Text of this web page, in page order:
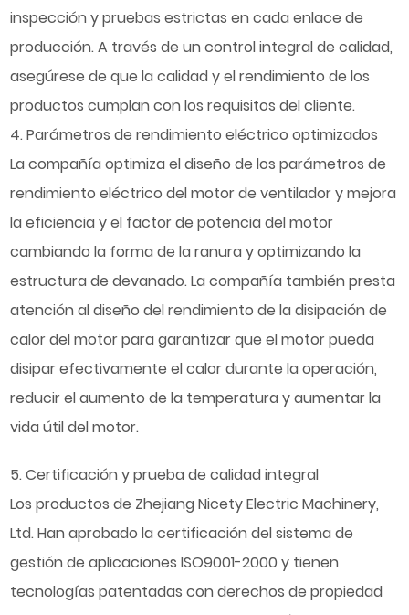
inspección y pruebas estrictas en cada enlace de
producción. A través de un control integral de calidad,
asegúrese de que la calidad y el rendimiento de los
productos cumplan con los requisitos del cliente.
4. Parámetros de rendimiento eléctrico optimizados
La compañía optimiza el diseño de los parámetros de
rendimiento eléctrico delmotor de ventiladory mejora
la eficiencia y el factor de potencia del motor
cambiando la forma de la ranura y optimizando la
estructura de devanado. La compañía también presta
atención al diseño del rendimiento de la disipación de
calor del motor para garantizar que el motor pueda
disipar efectivamente el calor durante la operación,
reducir el aumento de la temperatura y aumentar la
vida útil del motor.
5. Certificación y prueba de calidad integral
Los productos de Zhejiang Nicety Electric Machinery,
Ltd. Han aprobado la certificación del sistema de
gestión de aplicaciones ISO9001-2000 y tienen
tecnologías patentadas con derechos de propiedad